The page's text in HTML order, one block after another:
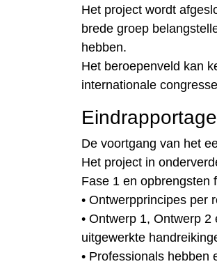
Het project wordt
brede groep
hebben.
Het beroepenveld kan
internationale
Eindrapportage
De voortgang van het
Het project in
Fase 1 en opbrengsten
• Ontwerpprincipes per
• Ontwerp 1, Ontwerp 2
uitgewerkte
• Professionals hebben